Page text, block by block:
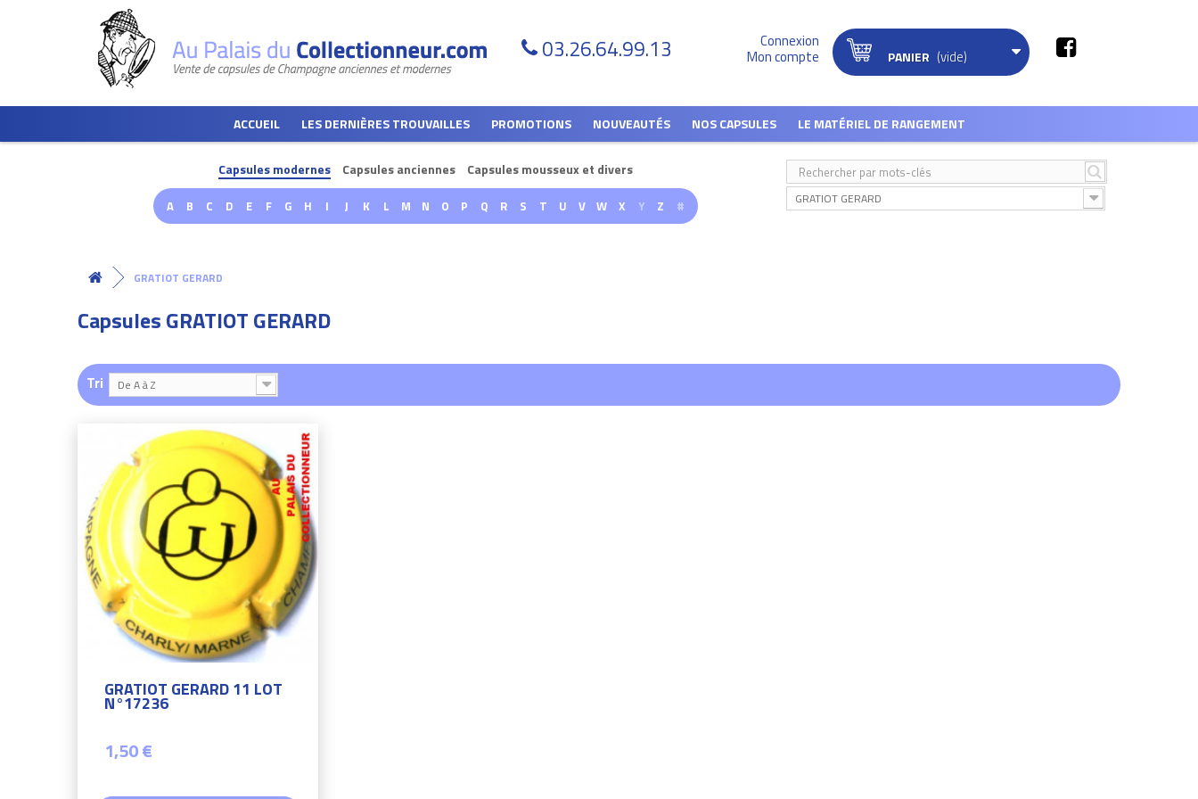
03.26.64.99.13 Connexion
Mon compte PANIER (vide)
ACCUEIL LES DERNIÈRES TROUVAILLES PROMOTIONS NOUVEAUTÉS NOS CAPSULES LE MATÉRIEL DE RANGEMENT
Capsules modernes Capsules anciennes Capsules mousseux et divers
A B C D E F G H I J K L M N O P Q R S T U V W X Y Z # GRATIOT GERARD
GRATIOT GERARD
Capsules GRATIOT GERARD
Tri De A à Z
GRATIOT GERARD 11 LOT
N°17236
1,50 €